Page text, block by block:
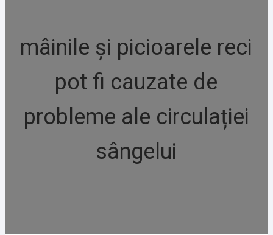
mâinile și picioarele reci
pot fi cauzate de
probleme ale circulației
sângelui